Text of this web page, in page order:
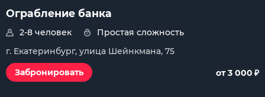
Ограбление банка
2-8 человек
Простая сложность
г. Екатеринбург, улица Шейнкмана, 75
Забронировать
от 3 000 ₽